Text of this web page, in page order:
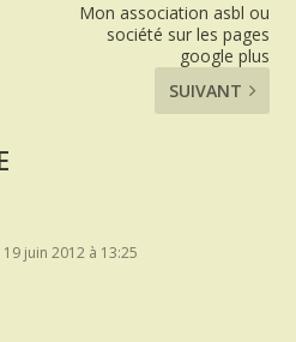
Mon association asbl ou
société sur les pages
google plus
SUIVANT
19 juin 2012 à 13:25